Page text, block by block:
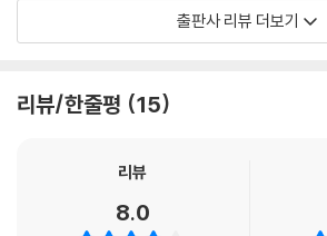
경제적이다! 예쁘다! 잘 읽힌다! 이 세 가지 요건
성원에 보답하고, 사회 환원에 앞장서고자 “더클
래식 도네이션 세계문학 컬렉션 68권으로 선보
특별한 상상력으로 만들어진 신비로운 세계!
출판사 리뷰 더보기
리뷰/한줄평 15
리뷰
8.0